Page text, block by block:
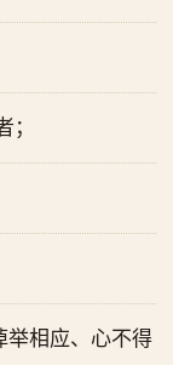
举相应、心不得